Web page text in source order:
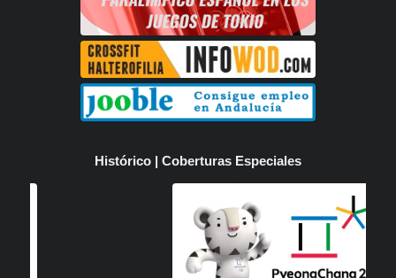
Histórico | Coberturas Especiales